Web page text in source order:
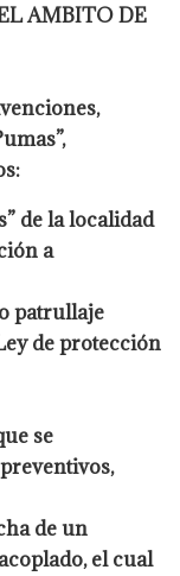
AMBITO DE
de la localidad
a
patrullaje
de protección
se
de un
el cual